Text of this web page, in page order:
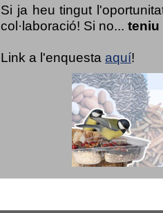
Si ja heu tingut
col·laboració! Si no... teniu
Link a l'enquesta aquí!